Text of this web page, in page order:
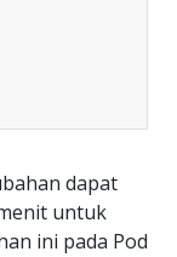
dapat
untuk
ini pada Pod